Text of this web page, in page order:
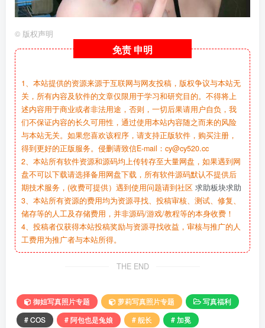
© 版权声明
免责 申明
1、本站提供的资源来源于互联网与网友投稿，版权争议与本站无
关，所有内容及软件的文章仅限用于学习和研究目的。不得将上
述内容用于商业或者非法用途，否则，一切后果请用户自负，我
们不保证内容的长久可用性，通过使用本站内容随之而来的风险
与本站无关。如果您喜欢该程序，请支持正版软件，购买注册，
得到更好的正版服务。侵删请致信E-mail：cy@cy520.cc
2、本站所有软件资源和源码均上传转存至大量网盘，如果遇到网
盘不可以下载请选择备用网盘下载，所有软件源码默认不提供后
期技术服务，(收费可提供）遇到使用问题请到社区 求助板块求助
3、本站所有资源的费用均为资源寻找、投稿审核、测试、修复、
储存等的人工及存储费用，并非源码/游戏/教程等的本身收费！
4、投稿者仅获得本站投稿奖励与资源寻找收益，审核与推广的人
工费用为推广者与本站所得。
THE END
御姐写真照片专题 萝莉写真照片专题
写真福利
# COS
# 阿包也是兔娘 # 舰长 # 加冕